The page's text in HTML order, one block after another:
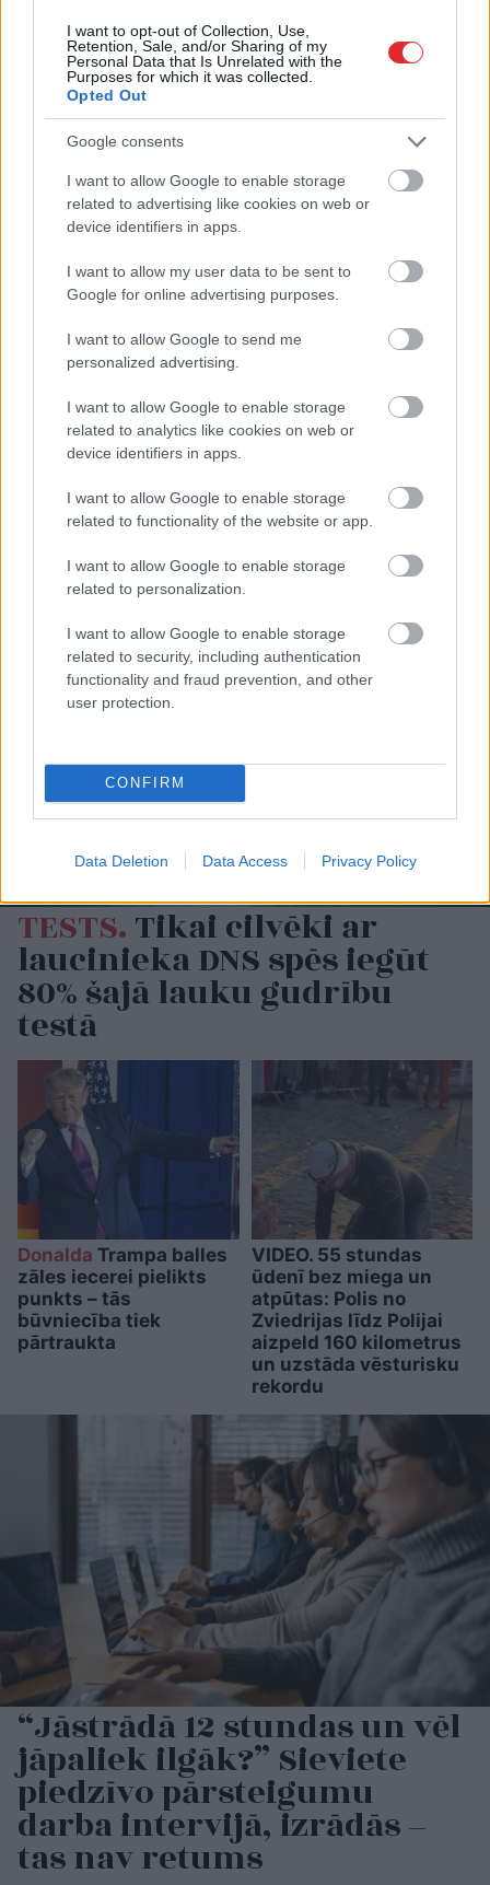
I want to opt-out of Collection, Use,
Retention, Sale, and/or Sharing of my
Personal Data that Is Unrelated with the
Purposes for which it was collected.
Opted Out
Google consents
I want to allow Google to enable storage
related to advertising like cookies on web or
device identifiers in apps.
I want to allow my user data to be sent to
Google for online advertising purposes.
I want to allow Google to send me
personalized advertising.
I want to allow Google to enable storage
related to analytics like cookies on web or
device identifiers in apps.
I want to allow Google to enable storage
related to functionality of the website or app.
I want to allow Google to enable storage
related to personalization.
I want to allow Google to enable storage
related to security, including authentication
functionality and fraud prevention, and other
user protection.
CONFIRM
Data Deletion Data Access Privacy Policy
frontē
vienmēr atradīs veidu,
kā pamatīgi atriebties
TESTS.Tikai cilvēki ar
laucinieka DNS spēs iegūt
80% šajā lauku gudrību
testā
Donalda Trampa balles
zāles iecerei pielikts
punkts – tās
būvniecība tiek
pārtraukta
VIDEO. 55 stundas
ūdenī bez miega un
atpūtas: Polis no
Zviedrijas līdz Polijai
aizpeld 160 kilometrus
un uzstāda vēsturisku
rekordu
“Jāstrādā 12 stundas un vēl
jāpaliek ilgāk?” Sieviete
piedzīvo pārsteigumu
darba intervijā, izrādās –
tas nav retums
Atcelt Ziņot